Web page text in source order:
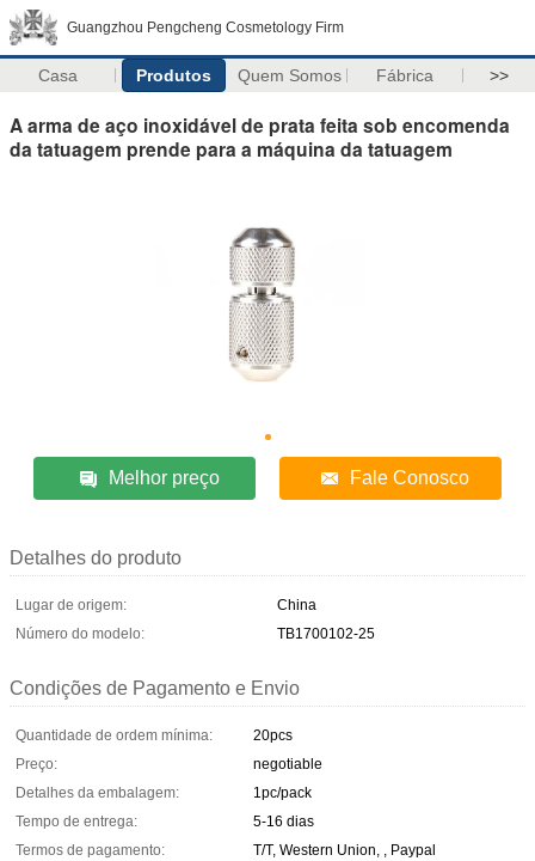
Guangzhou Pengcheng Cosmetology Firm
Casa Produtos Quem Somos Fábrica >>
A arma de aço inoxidável de prata feita sob encomenda
da tatuagem prende para a máquina da tatuagem
Melhor preço Fale Conosco
Detalhes do produto
Lugar de origem:
China
Número do modelo:
TB1700102-25
Condições de Pagamento e Envio
Quantidade de ordem mínima:
20pcs
Preço:
negotiable
Detalhes da embalagem:
1pc/pack
Tempo de entrega:
5-16 dias
Termos de pagamento:
T/T, Western Union, , Paypal